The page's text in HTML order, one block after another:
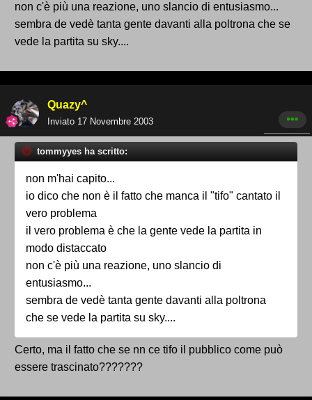
non c'è più una reazione, uno slancio di entusiasmo...
sembra de vedè tanta gente davanti alla poltrona che se
vede la partita su sky....
Quazy^
Inviato 17 Novembre 2003
tommyyes ha scritto:
non m'hai capito...
io dico che non è il fatto che manca il "tifo" cantato il
vero problema
il vero problema è che la gente vede la partita in
modo distaccato
non c'è più una reazione, uno slancio di
entusiasmo...
sembra de vedè tanta gente davanti alla poltrona
che se vede la partita su sky....
Certo, ma il fatto che se nn ce tifo il pubblico come può
essere trascinato???????